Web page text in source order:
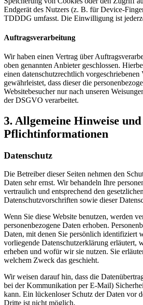
Endgerät des Nutzers (z. B. für Device-
TDDDG umfasst. Die Einwilligung ist
Auftragsverarbeitung
Wir haben einen Vertrag über
oben genannten Anbieter geschlossen.
einen datenschutzrechtlich vorgeschriebenen
gewährleistet, dass dieser die
Websitebesucher nur nach unseren
der DSGVO verarbeitet.
3. Allgemeine Hinweise und
Pflichtinformationen
Datenschutz
Die Betreiber dieser Seiten nehmen den
Daten sehr ernst. Wir behandeln Ihre
vertraulich und entsprechend den gesetzlichen
Datenschutzvorschriften sowie dieser
Wenn Sie diese Website benutzen, werden
personenbezogene Daten erhoben.
Daten, mit denen Sie persönlich identifiziert
vorliegende Datenschutzerklärung erläutert,
erheben und wofür wir sie nutzen. Sie
welchem Zweck das geschieht.
Wir weisen darauf hin, dass die
bei der Kommunikation per E-Mail)
kann. Ein lückenloser Schutz der Daten vor
Dritte ist nicht möglich.